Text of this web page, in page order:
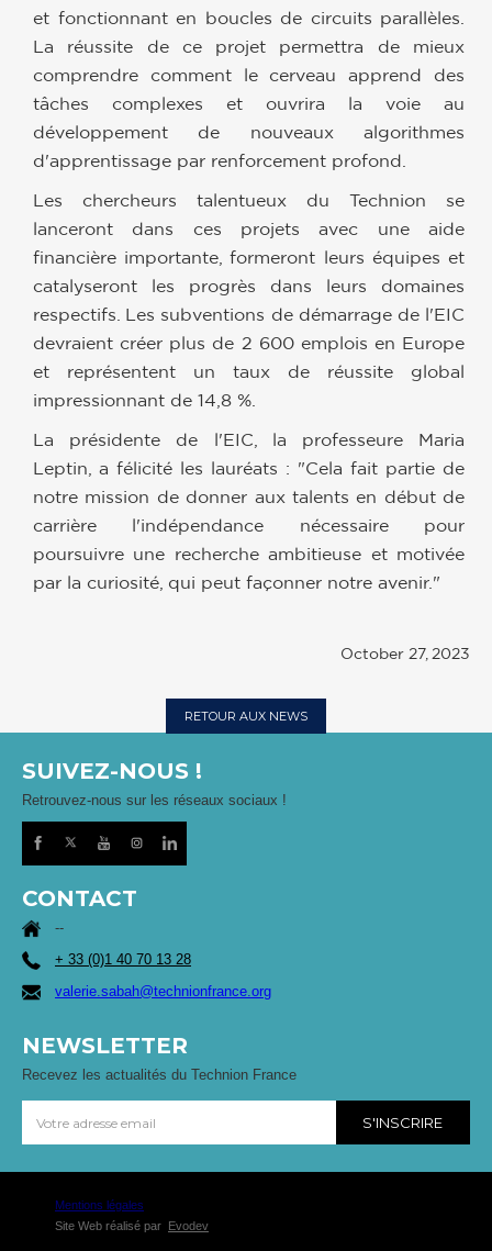
et fonctionnant en boucles de circuits parallèles.
La réussite de ce projet permettra de mieux
comprendre comment le cerveau apprend des
tâches complexes et ouvrira la voie au
développement de nouveaux algorithmes
d'apprentissage par renforcement profond.
Les chercheurs talentueux du Technion se
lanceront dans ces projets avec une aide
financière importante, formeront leurs équipes et
catalyseront les progrès dans leurs domaines
respectifs. Les subventions de démarrage de l'EIC
devraient créer plus de 2 600 emplois en Europe
et représentent un taux de réussite global
impressionnant de 14,8 %.
La présidente de l'EIC, la professeure Maria
Leptin, a félicité les lauréats : "Cela fait partie de
notre mission de donner aux talents en début de
carrière l'indépendance nécessaire pour
poursuivre une recherche ambitieuse et motivée
par la curiosité, qui peut façonner notre avenir."
October 27, 2023
RETOUR AUX NEWS
SUIVEZ-NOUS !
Retrouvez-nous sur les réseaux sociaux !
CONTACT
--
+ 33 (0)1 40 70 13 28
valerie.sabah@technionfrance.org
NEWSLETTER
Recevez les actualités du Technion France
Mentions légales
Site Web réalisé par Evodev